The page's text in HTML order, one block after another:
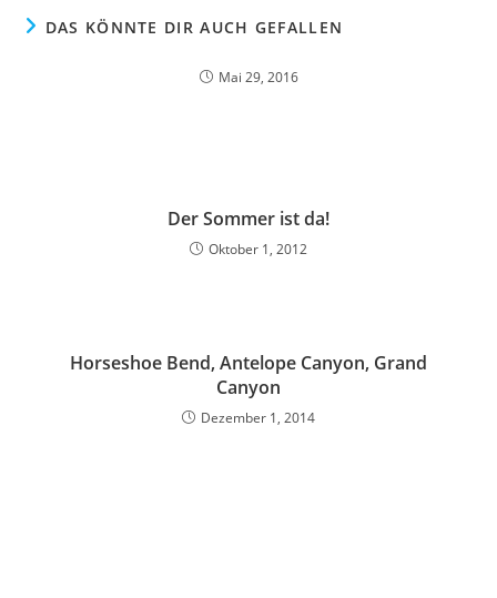
DAS KÖNNTE DIR AUCH GEFALLEN
Mai 29, 2016
Der Sommer ist da!
Oktober 1, 2012
Horseshoe Bend, Antelope Canyon, Grand
Canyon
Dezember 1, 2014